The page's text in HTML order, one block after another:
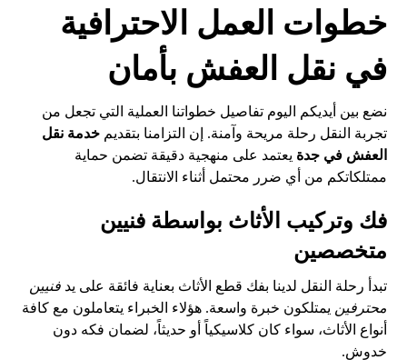
خطوات العمل الاحترافية
في نقل العفش بأمان
نضع بين أيديكم اليوم تفاصيل خطواتنا العملية التي تجعل من
تجربة النقل رحلة مريحة وآمنة. إن التزامنا بتقديمخدمة نقل
العفش في جدة يعتمد على منهجية دقيقة تضمن حماية
ممتلكاتكم من أي ضرر محتمل أثناء الانتقال.
فك وتركيب الأثاث بواسطة فنيين
متخصصين
تبدأ رحلة النقل لدينا بفك قطع الأثاث بعناية فائقة على يدفنيين
محترفين يمتلكون خبرة واسعة. هؤلاء الخبراء يتعاملون مع كافة
أنواع الأثاث، سواء كان كلاسيكياً أو حديثاً، لضمان فكه دون
خدوش.